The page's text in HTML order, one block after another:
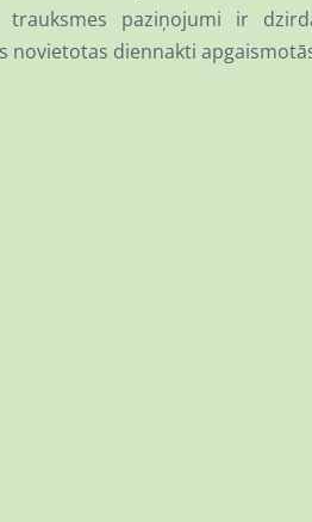
trauksmes paziņojumi ir
novietotas diennakti